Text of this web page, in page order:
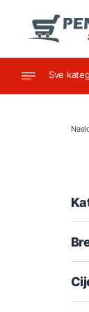
Sve